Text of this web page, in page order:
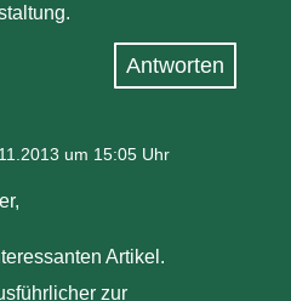
Antworten
um 15:05 Uhr
Artikel.
zur